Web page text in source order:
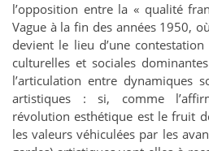
l’opposition entre la « qualité
Vague à la fin des années 1950,
devient le lieu d’une
culturelles et sociales
l’articulation entre dynamiques
artistiques : si, comme
révolution esthétique est le fruit
les valeurs véhiculées par les